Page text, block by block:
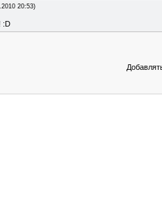
20:53)
:D